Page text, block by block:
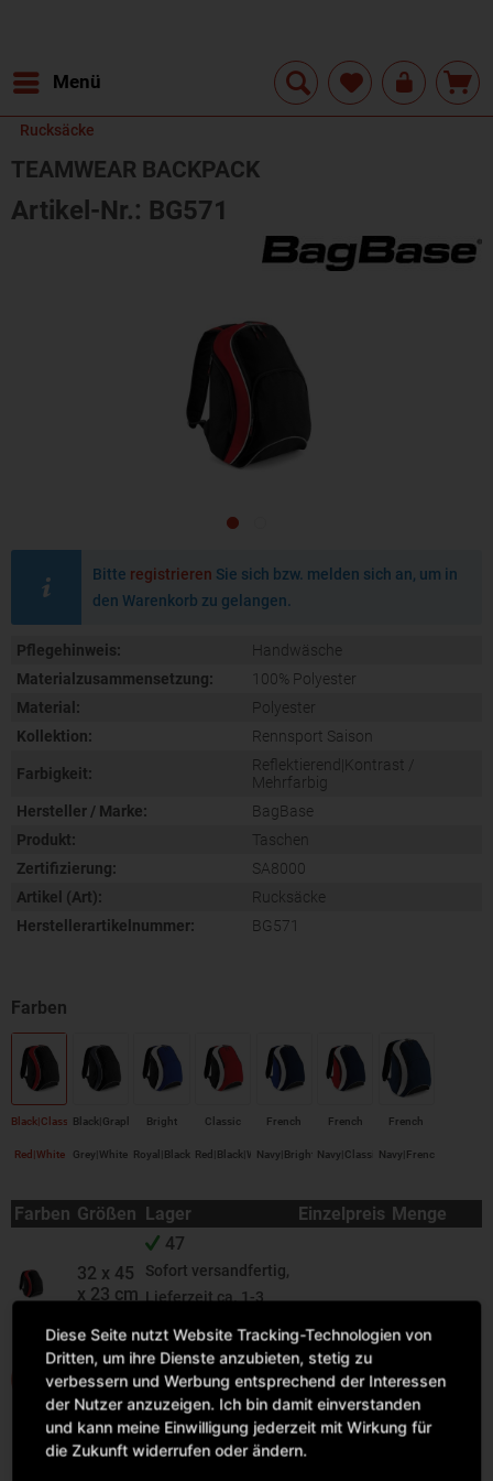
Menü
Rucksäcke
TEAMWEAR BACKPACK
Artikel-Nr.: BG571
Bitte registrieren Sie sich bzw. melden sich an, um in
den Warenkorb zu gelangen.
Pflegehinweis:
Handwäsche
Materialzusammensetzung:
100% Polyester
Material:
Polyester
Kollektion:
Rennsport Saison
Farbigkeit:
Reflektierend|Kontrast /
Mehrfarbig
Hersteller / Marke:
BagBase
Produkt:
Taschen
Zertifizierung:
SA8000
Artikel (Art):
Rucksäcke
Herstellerartikelnummer:
BG571
Black|Classic
Red|White
Black|Graphite
Grey|White
Bright
Royal|Black|White
Classic
Red|Black|White
French
Navy|Bright
French
Navy|Classic
French
Navy|French
Farben Größen Lager Einzelpreis Menge
32 x 45
x 23 cm
47
Sofort versandfertig,
Lieferzeit ca. 1-3
IN DEN WARENKORB
Diese Seite nutzt Website Tracking-Technologien von
Dritten, um ihre Dienste anzubieten, stetig zu
verbessern und Werbung entsprechend der Interessen
der Nutzer anzuzeigen. Ich bin damit einverstanden
und kann meine Einwilligung jederzeit mit Wirkung für
die Zukunft widerrufen oder ändern.